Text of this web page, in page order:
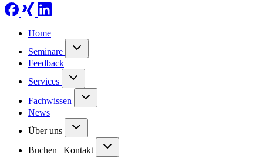
Home
Seminare
Feedback
Services
Fachwissen
News
Über uns
Buchen | Kontakt